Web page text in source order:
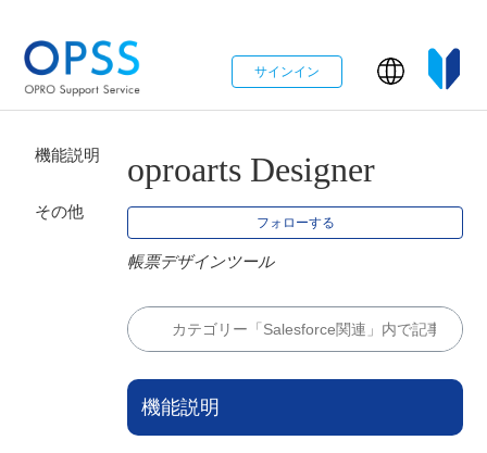
サインイン
機能説明
その他
oproarts Designer
フォローする 0
帳票デザインツール
機能説明